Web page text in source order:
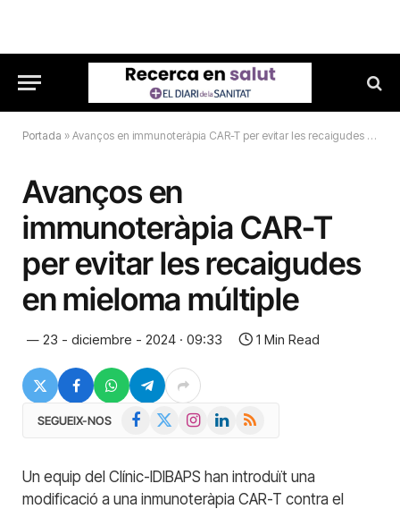
Portada » Avanços en immunoteràpia CAR-T per evitar les recaigudes en mieloma múltiple
Avanços en
immunoteràpia CAR-T
per evitar les recaigudes
en mieloma múltiple
23 - diciembre - 2024 · 09:33 1 Min Read
SEGUEIX-NOS Facebook InstagramLinkedIn
RSS
Un equip del Clínic-IDIBAPS han introduït una
modificació a una inmunoteràpia CAR-T contra el